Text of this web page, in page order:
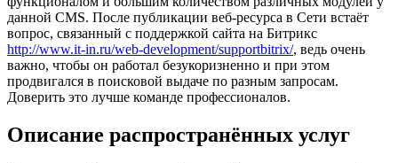
данной CMS. После публикации веб-ресурса в Сети встаёт
вопрос, связанный с поддержкой сайта на Битрикс
http://www.it-in.ru/web-development/supportbitrix/, ведь очень
важно, чтобы он работал безукоризненно и при этом
продвигался в поисковой выдаче по разным запросам.
Доверить это лучше команде профессионалов.
Описание распространённых услуг